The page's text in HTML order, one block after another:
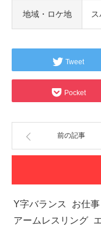
地域・ロケ地
Tweet
Pocket
前の記事
Y字バランス お仕事
アームレスリング